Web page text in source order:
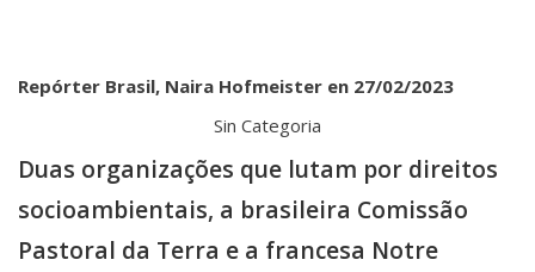
Repórter Brasil, Naira Hofmeister en 27/02/2023
Sin Categoria
Duas organizações que lutam por direitos
socioambientais, a brasileira Comissão
Pastoral da Terra e a francesa Notre